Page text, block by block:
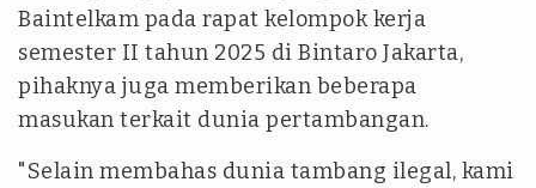
Baintelkam pada rapat kelompok kerja
semester II tahun 2025 di Bintaro Jakarta,
pihaknya juga memberikan beberapa
masukan terkait dunia pertambangan.
"Selain membahas dunia tambang ilegal, kami